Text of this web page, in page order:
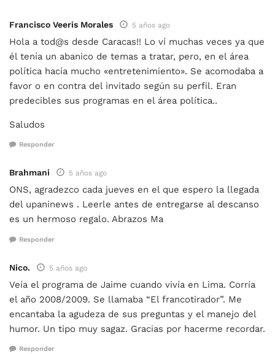
Francisco Veeris Morales 5 años ago
Hola a tod@s desde Caracas!! Lo ví muchas veces ya que
él tenía un abanico de temas a tratar, pero, en el área
política hacía mucho «entretenimiento». Se acomodaba a
favor o en contra del invitado según su perfil. Eran
predecibles sus programas en el área política..
Saludos
Responder
Brahmani 5 años ago
ONS, agradezco cada jueves en el que espero la llegada
del upaninews . Leerle antes de entregarse al descanso
es un hermoso regalo. Abrazos Ma
Responder
Nico. 5 años ago
Veía el programa de Jaime cuando vivía en Lima. Corría
el año 2008/2009. Se llamaba “El francotirador”. Me
encantaba la agudeza de sus preguntas y el manejo del
humor. Un tipo muy sagaz. Gracias por hacerme recordar.
Responder